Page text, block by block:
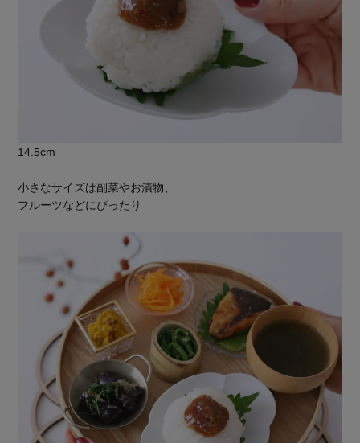
14.5cm
小さなサイズは副菜やお漬物、
フルーツなどにぴったり